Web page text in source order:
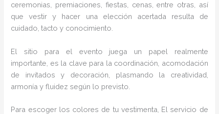
ceremonias, premiaciones, fiestas, cenas, entre otras, así
que vestir y hacer una elección acertada resulta de
cuidado, tacto y conocimiento.
El sitio para el evento juega un papel realmente
importante, es la clave para la coordinación, acomodación
de invitados y decoración, plasmando la creatividad,
armonía y fluidez según lo previsto.
Para escoger los colores de tu vestimenta, El servicio de